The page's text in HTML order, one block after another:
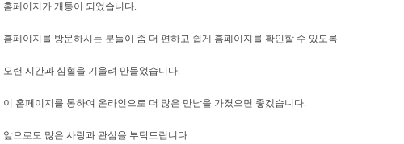
홈페이지가 개통이 되었습니다.
홈페이지를 방문하시는 분들이 좀 더 편하고 쉽게 홈페이지를 확인할 수 있도록
오랜 시간과 심혈을 기울려 만들었습니다.
이 홈페이지를 통하여 온라인으로 더 많은 만남을 가졌으면 좋겠습니다.
앞으로도 많은 사랑과 관심을 부탁드립니다.